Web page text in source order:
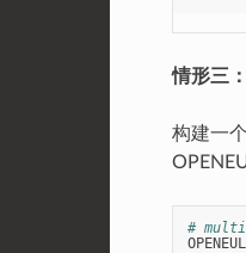
情形三
构建一
#